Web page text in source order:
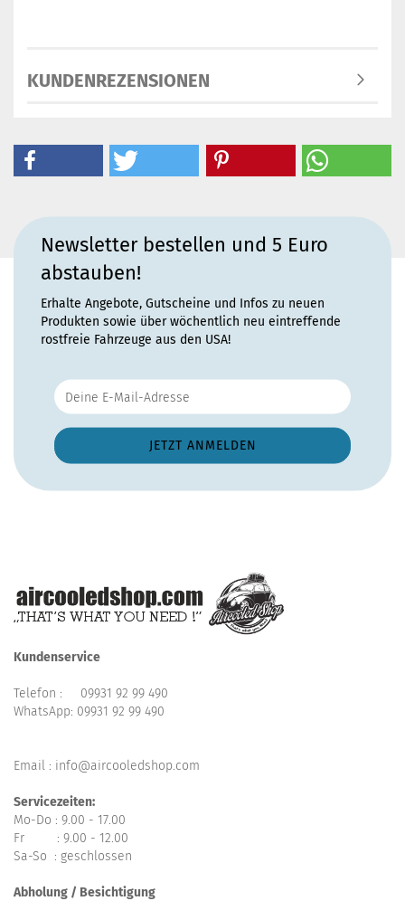
KUNDENREZENSIONEN
Newsletter bestellen und 5 Euro
abstauben!
Erhalte Angebote, Gutscheine und Infos zu neuen
Produkten sowie über wöchentlich neu eintreffende
rostfreie Fahrzeuge aus den USA!
Kundenservice
Telefon : 09931 92 99 490
WhatsApp: 09931 92 99 490
Email : info@aircooledshop.com
Servicezeiten:
Mo-Do : 9.00 - 17.00
Fr : 9.00 - 12.00
Sa-So : geschlossen
Abholung / Besichtigung